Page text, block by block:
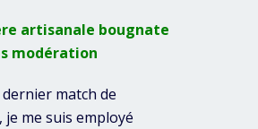
artisanale bougnate
modération
match de
me suis employé